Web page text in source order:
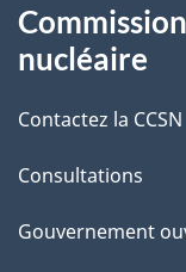
a
i
l
s
d
propos
de
ce
site
nucléaire
Contactez la CCSN
Consultations
Gouvernement